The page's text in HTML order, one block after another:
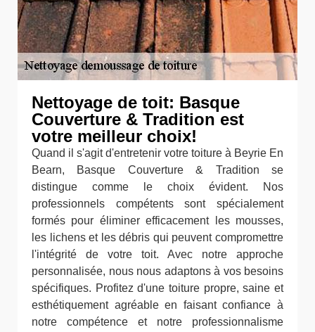
Nettoyage de toit: Basque
Couverture & Tradition est
votre meilleur choix!
Quand il s'agit d'entretenir votre toiture à Beyrie En
Bearn, Basque Couverture & Tradition se
distingue comme le choix évident. Nos
professionnels compétents sont spécialement
formés pour éliminer efficacement les mousses,
les lichens et les débris qui peuvent compromettre
l'intégrité de votre toit. Avec notre approche
personnalisée, nous nous adaptons à vos besoins
spécifiques. Profitez d'une toiture propre, saine et
esthétiquement agréable en faisant confiance à
notre compétence et notre professionnalisme